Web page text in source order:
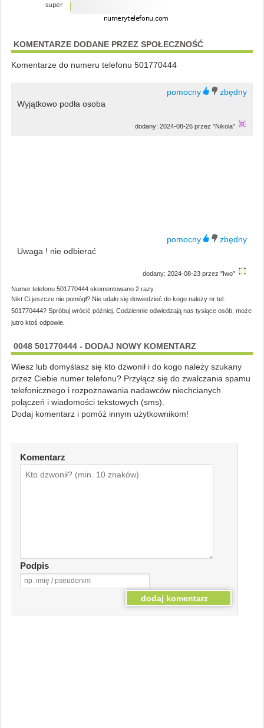
KOMENTARZE DODANE PRZEZ SPOŁECZNOŚĆ
Komentarze do numeru telefonu 501770444
Wyjątkowo podła osoba
dodany: 2024-08-26 przez "Nikola"
Uwaga ! nie odbierać
dodany: 2024-08-23 przez "Iwo"
Numer telefonu 501770444 skomentowano 2 razy.
Nikt Ci jeszcze nie pomógł? Nie udało się dowiedzieć do kogo należy nr tel.
501770444? Spróbuj wrócić później. Codziennie odwiedzają nas tysiące osób, może
jutro ktoś odpowie.
0048 501770444 - DODAJ NOWY KOMENTARZ
Wiesz lub domyślasz się kto dzwonił i do kogo należy szukany
przez Ciebie numer telefonu? Przyłącz się do zwalczania spamu
telefonicznego i rozpoznawania nadawców niechcianych
połączeń i wiadomości tekstowych (sms).
Dodaj komentarz i pomóż innym użytkownikom!
Komentarz
Podpis